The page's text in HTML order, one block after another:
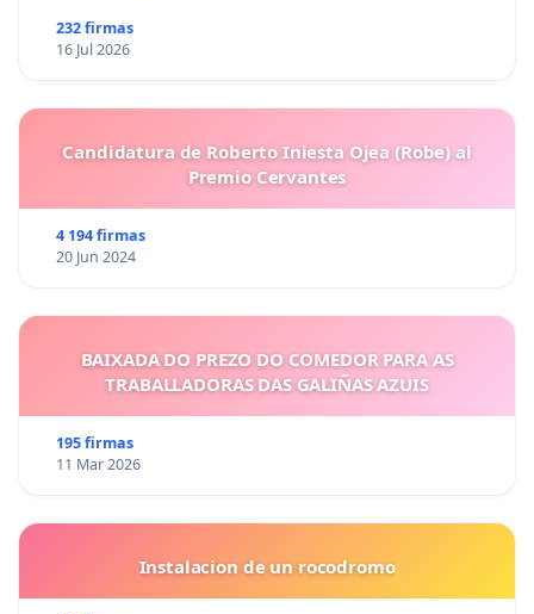
232 firmas
16 Jul 2026
Candidatura de Roberto Iniesta Ojea (Robe) al
Premio Cervantes
4 194 firmas
20 Jun 2024
BAIXADA DO PREZO DO COMEDOR PARA AS
TRABALLADORAS DAS GALIÑAS AZUIS
195 firmas
11 Mar 2026
Instalacion de un rocodromo